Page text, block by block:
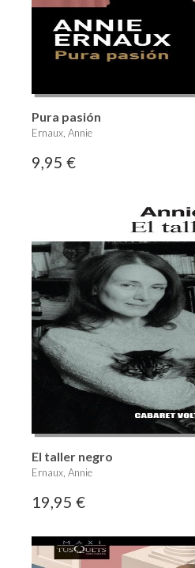
Pura pasión
Ernaux, Annie
9,95 €
El taller negro
Ernaux, Annie
19,95 €